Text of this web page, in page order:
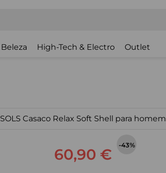
Beleza High-Tech & Electro Outlet
SOLS Casaco Relax Soft Shell para homem
60,90 €
-43%